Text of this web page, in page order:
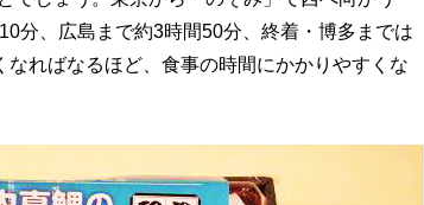
分、広島まで約3時間50分、終着・博多までは
ればなるほど、食事の時間にかかりやすくな